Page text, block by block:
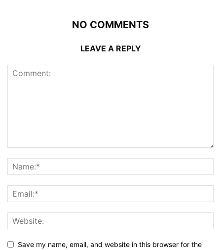
NO COMMENTS
LEAVE A REPLY
Save my name, email, and website in this browser for the